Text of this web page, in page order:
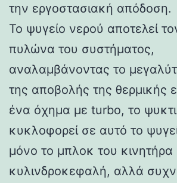
την εργοστασιακή απόδοση.
Το ψυγείο νερού αποτελεί
πυλώνα του συστήματος,
αναλαμβάνοντας το
της αποβολής της θερμικής
ένα όχημα με turbo, το
κυκλοφορεί σε αυτό το
μόνο το μπλοκ του κινητήρα
κυλινδροκεφαλή, αλλά